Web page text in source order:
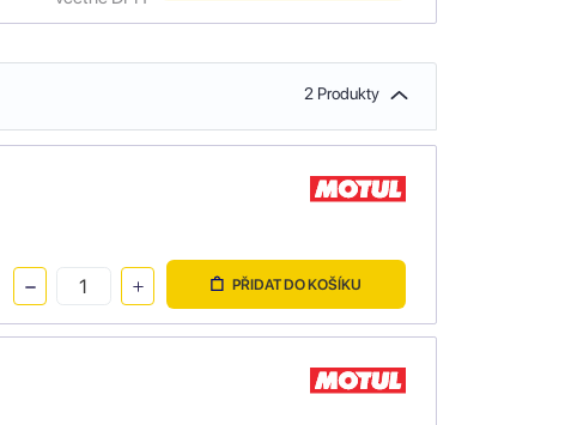
2 Produkty
PŘIDAT DO KOŠÍKU